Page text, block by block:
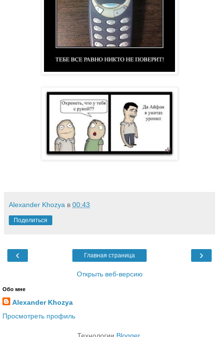
Alexander Khozya в 00:43
Поделиться
‹ ›
Главная страница
Открыть веб-версию
Обо мне
Alexander Khozya
Просмотреть профиль
Технологии Blogger.